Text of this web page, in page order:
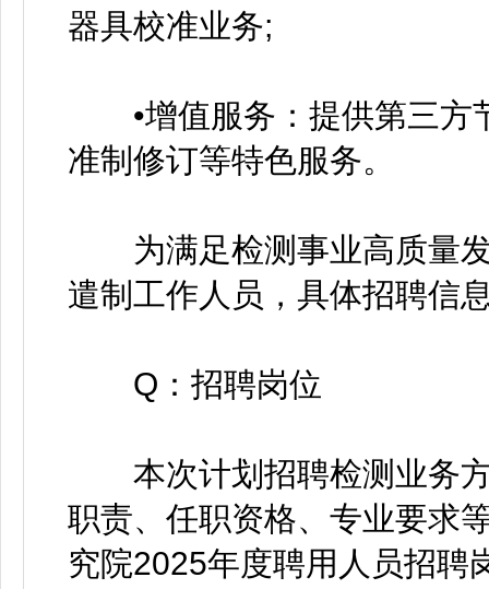
器具校准业务;
•增值服务：提供第三方
准制修订等特色服务。
为满足检测事业高质量发
遣制工作人员，具体招聘信
Q：招聘岗位
本次计划招聘检测业务方
职责、任职资格、专业要求
究院2025年度聘用人员招聘